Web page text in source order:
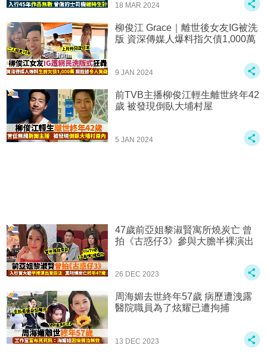
18 MAR 2024
柳俊江 Grace｜離世後女友IG被洗
版 資深傳媒人爆料指欠債1,000萬
9 JAN 2024
前TVB主播柳俊江輕生離世終年42
歲 被發現倒臥大埔村屋
5 JAN 2024
47歲前亞姐黎淑賢寓所燒炭亡 曾
拍《古惑仔3》參與大膽半裸演出
26 DEC 2023
周海媚去世終年57歲 病歷遭洩露
醫院職員為了炫耀已遭拘捕
13 DEC 2023